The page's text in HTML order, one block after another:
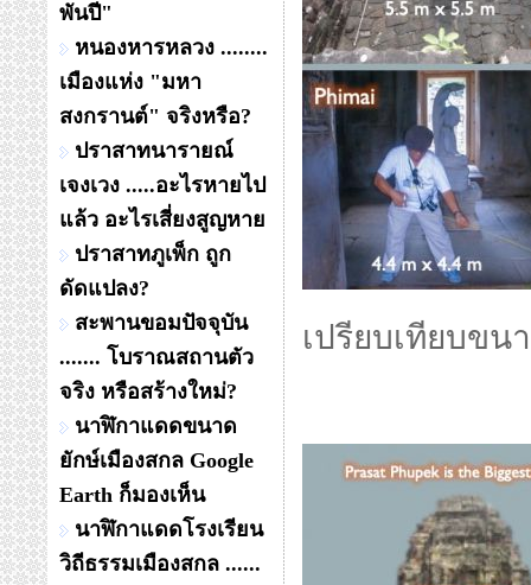
พันปี"
หนองหารหลวง ........
เมืองแห่ง "มหา
สงกรานต์" จริงหรือ?
ปราสาทนารายณ์
เจงเวง .....อะไรหายไป
แล้ว อะไรเสี่ยงสูญหาย
ปราสาทภูเพ็ก ถูก
ดัดแปลง?
สะพานขอมปัจจุบัน
....... โบราณสถานตัว
จริง หรือสร้างใหม่?
นาฬิกาแดดขนาด
ยักษ์เมืองสกล Google
Earth ก็มองเห็น
นาฬิกาแดดโรงเรียน
วิถีธรรมเมืองสกล ......
เปรียบเทียบขน